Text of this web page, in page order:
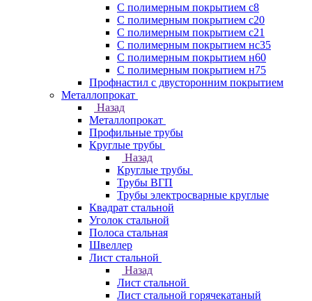
С полимерным покрытием с8
С полимерным покрытием с20
С полимерным покрытием с21
С полимерным покрытием нс35
С полимерным покрытием н60
С полимерным покрытием н75
Профнастил с двусторонним покрытием
Металлопрокат
Назад
Металлопрокат
Профильные трубы
Круглые трубы
Назад
Круглые трубы
Трубы ВГП
Трубы электросварные круглые
Квадрат стальной
Уголок стальной
Полоса стальная
Швеллер
Лист стальной
Назад
Лист стальной
Лист стальной горячекатаный